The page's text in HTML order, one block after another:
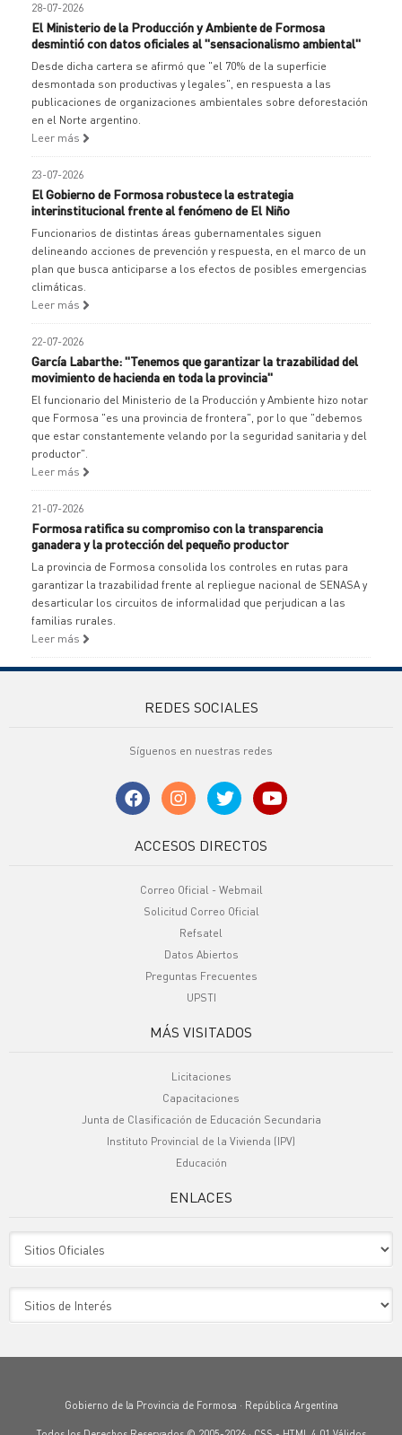
28-07-2026
El Ministerio de la Producción y Ambiente de Formosa
desmintió con datos oficiales al "sensacionalismo ambiental"
Desde dicha cartera se afirmó que "el 70% de la superficie
desmontada son productivas y legales", en respuesta a las
publicaciones de organizaciones ambientales sobre deforestación
en el Norte argentino.
Leer más
23-07-2026
El Gobierno de Formosa robustece la estrategia
interinstitucional frente al fenómeno de El Niño
Funcionarios de distintas áreas gubernamentales siguen
delineando acciones de prevención y respuesta, en el marco de un
plan que busca anticiparse a los efectos de posibles emergencias
climáticas.
Leer más
22-07-2026
García Labarthe: "Tenemos que garantizar la trazabilidad del
movimiento de hacienda en toda la provincia"
El funcionario del Ministerio de la Producción y Ambiente hizo notar
que Formosa "es una provincia de frontera", por lo que "debemos
que estar constantemente velando por la seguridad sanitaria y del
productor".
Leer más
21-07-2026
Formosa ratifica su compromiso con la transparencia
ganadera y la protección del pequeño productor
La provincia de Formosa consolida los controles en rutas para
garantizar la trazabilidad frente al repliegue nacional de SENASA y
desarticular los circuitos de informalidad que perjudican a las
familias rurales.
Leer más
REDES SOCIALES
Síguenos en nuestras redes
ACCESOS DIRECTOS
Correo Oficial - Webmail
Solicitud Correo Oficial
Refsatel
Datos Abiertos
Preguntas Frecuentes
UPSTI
MÁS VISITADOS
Licitaciones
Capacitaciones
Junta de Clasificación de Educación Secundaria
Instituto Provincial de la Vivienda (IPV)
Educación
ENLACES
Gobierno de la Provincia de Formosa · República Argentina